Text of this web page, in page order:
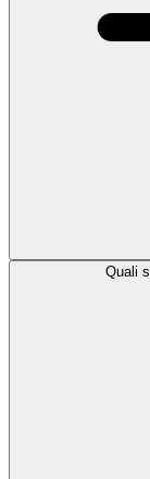
Quali